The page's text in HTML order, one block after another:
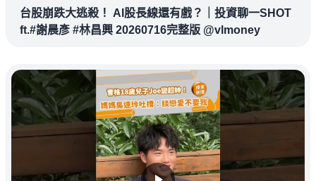
台股崩跌大逃殺！ AI股長線還有戲？｜投資聊一SHOT
ft.#謝晨彥 #林昌興 20260716完整版 @vlmoney